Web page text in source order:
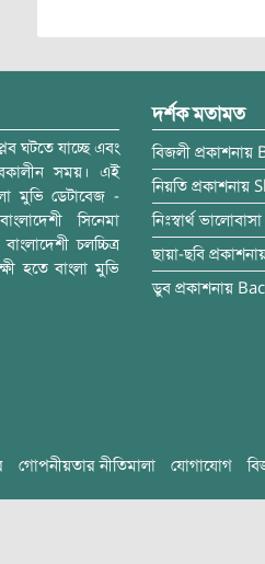
ঘটতে যাচ্ছে এবং
সময়। এই
মুভি ডেটাবেজ -
সিনেমা
চলচ্চিত্র
হতে বাংলা মুভি
দর্শক মতামত
বিজলী প্রকাশনায়
নিয়তি প্রকাশনায়
নিঃস্বার্থ ভালোবাসা
ছায়া-ছবি
ডুব প্রকাশনায়
গোপনীয়তার নীতিমালা যোগাযোগ